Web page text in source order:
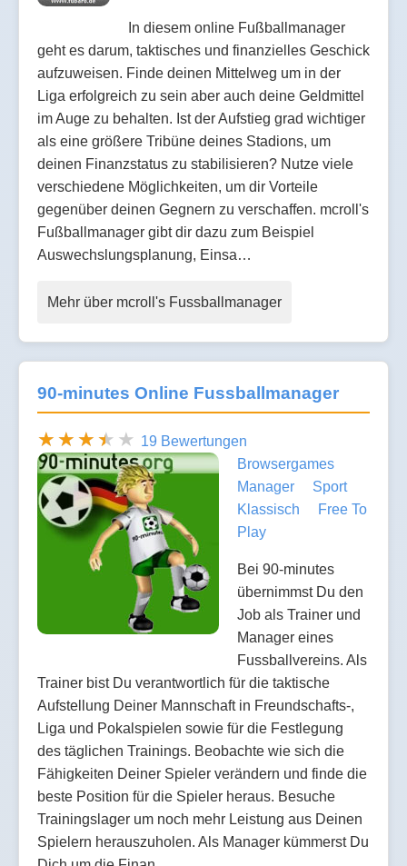
In diesem online Fußballmanager
geht es darum, taktisches und finanzielles Geschick
aufzuweisen. Finde deinen Mittelweg um in der
Liga erfolgreich zu sein aber auch deine Geldmittel
im Auge zu behalten. Ist der Aufstieg grad wichtiger
als eine größere Tribüne deines Stadions, um
deinen Finanzstatus zu stabilisieren? Nutze viele
verschiedene Möglichkeiten, um dir Vorteile
gegenüber deinen Gegnern zu verschaffen. mcroll's
Fußballmanager gibt dir dazu zum Beispiel
Auswechslungsplanung, Einsa…
Mehr über mcroll's Fussballmanager
90-minutes Online Fussballmanager
19 Bewertungen
Browsergames
Manager
Sport
Klassisch
Free To
Play
Bei 90-minutes
übernimmst Du den
Job als Trainer und
Manager eines
Fussballvereins. Als
Trainer bist Du verantwortlich für die taktische
Aufstellung Deiner Mannschaft in Freundschafts-,
Liga und Pokalspielen sowie für die Festlegung
des täglichen Trainings. Beobachte wie sich die
Fähigkeiten Deiner Spieler verändern und finde die
beste Position für die Spieler heraus. Besuche
Trainingslager um noch mehr Leistung aus Deinen
Spielern herauszuholen. Als Manager kümmerst Du